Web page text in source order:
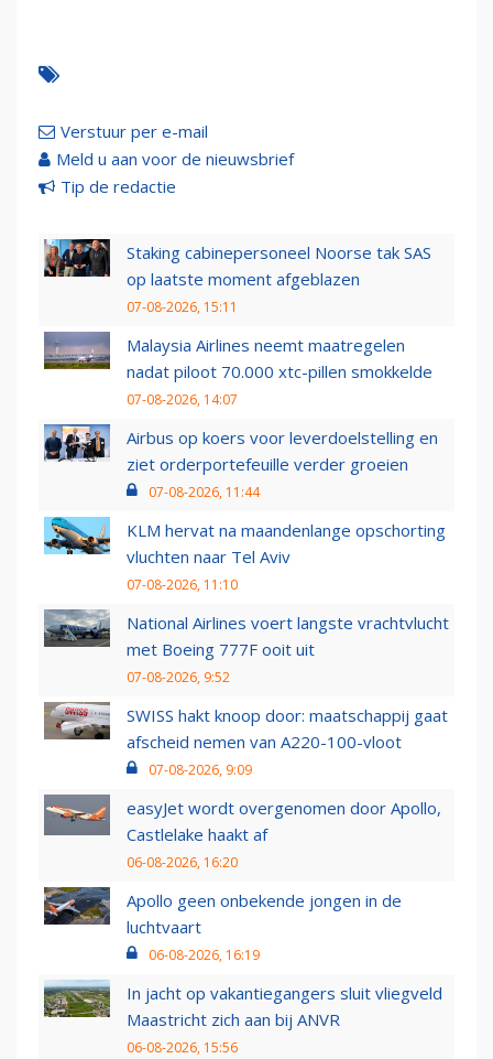
Verstuur per e-mail
Meld u aan voor de nieuwsbrief
Tip de redactie
Staking cabinepersoneel Noorse tak SAS
op laatste moment afgeblazen
07-08-2026, 15:11
Malaysia Airlines neemt maatregelen
nadat piloot 70.000 xtc-pillen smokkelde
07-08-2026, 14:07
Airbus op koers voor leverdoelstelling en
ziet orderportefeuille verder groeien
07-08-2026, 11:44
KLM hervat na maandenlange opschorting
vluchten naar Tel Aviv
07-08-2026, 11:10
National Airlines voert langste vrachtvlucht
met Boeing 777F ooit uit
07-08-2026, 9:52
SWISS hakt knoop door: maatschappij gaat
afscheid nemen van A220-100-vloot
07-08-2026, 9:09
easyJet wordt overgenomen door Apollo,
Castlelake haakt af
06-08-2026, 16:20
Apollo geen onbekende jongen in de
luchtvaart
06-08-2026, 16:19
In jacht op vakantiegangers sluit vliegveld
Maastricht zich aan bij ANVR
06-08-2026, 15:56